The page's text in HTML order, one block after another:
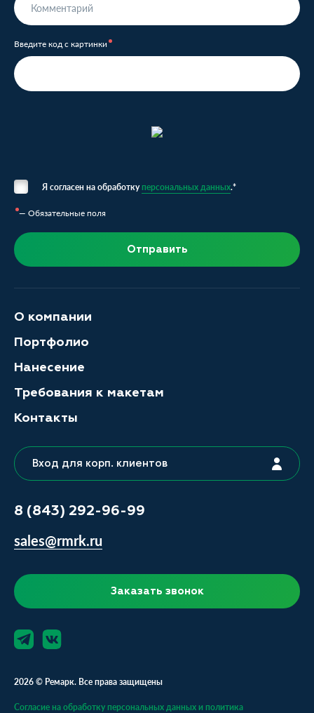
Введите код с картинки
Я согласен на обработкуперсональных данных.*
— Обязательные поля
Отправить
О компании
Портфолио
Нанесение
Требования к макетам
Контакты
Вход для корп. клиентов
8 (843) 292-96-99
sales@rmrk.ru
Заказать звонок
2026 © Ремарк. Все права защищены
Согласие на обработку персональных данных и политика